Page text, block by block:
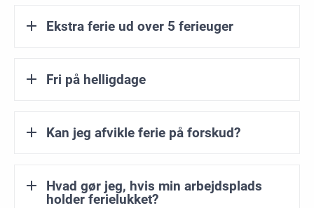
Ekstra ferie ud over 5 ferieuger
Fri på helligdage
Kan jeg afvikle ferie på forskud?
Hvad gør jeg, hvis min arbejdsplads
holder ferielukket?